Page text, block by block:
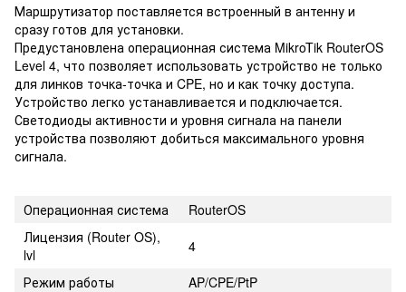
Маршрутизатор поставляется встроенный в антенну и
сразу готов для установки.
Предустановлена операционная система MikroTik RouterOS
Level 4, что позволяет использовать устройство не только
для линков точка-точка и CPE, но и как точку доступа.
Устройство легко устанавливается и подключается.
Светодиоды активности и уровня сигнала на панели
устройства позволяют добиться максимального уровня
сигнала.
Операционная система
RouterOS
Лицензия (Router OS),
lvl
4
Режим работы
AP/CPE/PtP